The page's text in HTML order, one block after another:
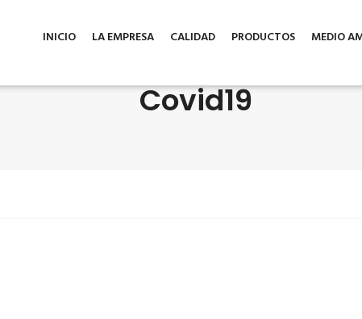
INICIO LA EMPRESA CALIDAD PRODUCTOS MEDIO
Covid19